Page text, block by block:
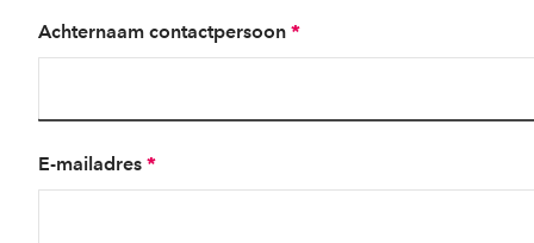
Achternaam contactpersoon *
E-mailadres *